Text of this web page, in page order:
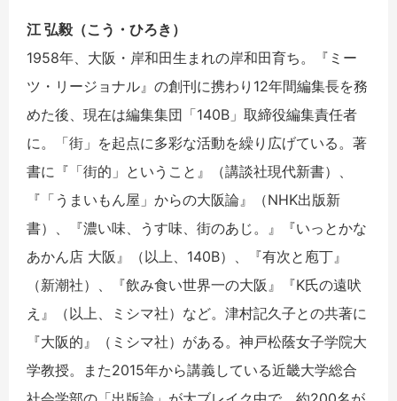
江 弘毅（こう・ひろき）
1958年、大阪・岸和田生まれの岸和田育ち。『ミー
ツ・リージョナル』の創刊に携わり12年間編集長を務
めた後、現在は編集集団「140B」取締役編集責任者
に。「街」を起点に多彩な活動を繰り広げている。著
書に『「街的」ということ』（講談社現代新書）、
『「うまいもん屋」からの大阪論』（NHK出版新
書）、『濃い味、うす味、街のあじ。』『いっとかな
あかん店 大阪』（以上、140B）、『有次と庖丁』
（新潮社）、『飲み食い世界一の大阪』『K氏の遠吠
え』（以上、ミシマ社）など。津村記久子との共著に
『大阪的』（ミシマ社）がある。神戸松蔭女子学院大
学教授。また2015年から講義している近畿大学総合